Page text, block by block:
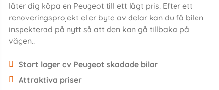
låter dig köpa en Peugeot till ett lågt pris. Efter ett
renoveringsprojekt eller byte av delar kan du få bilen
inspekterad på nytt så att den kan gå tillbaka på
vägen..
Stort lager av Peugeot skadade bilar
Attraktiva priser